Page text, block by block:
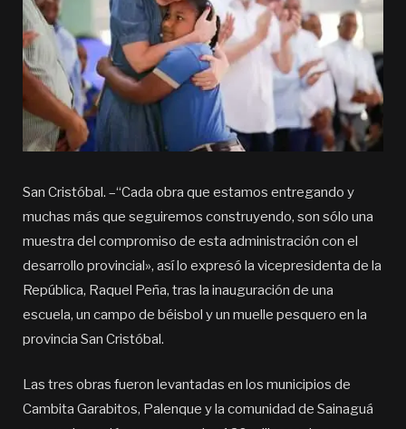
San Cristóbal. –“Cada obra que estamos entregando y
muchas más que seguiremos construyendo, son sólo una
muestra del compromiso de esta administración con el
desarrollo provincial», así lo expresó la vicepresidenta de la
República, Raquel Peña, tras la inauguración de una
escuela, un campo de béisbol y un muelle pesquero en la
provincia San Cristóbal.
Las tres obras fueron levantadas en los municipios de
Cambita Garabitos, Palenque y la comunidad de Sainaguá